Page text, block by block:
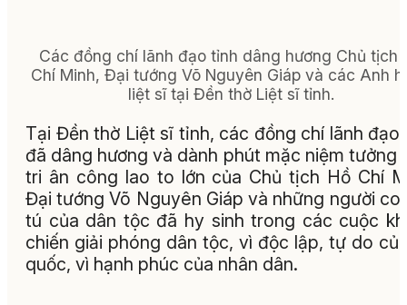
Các đồng chí lãnh đạo tỉnh dâng hương Chủ tịch
Chí Minh, Đại tướng Võ Nguyên Giáp và các Anh
liệt sĩ tại Đền thờ Liệt sĩ tỉnh.
Tại Đền thờ Liệt sĩ tỉnh, các đồng chí lãnh đạo
đã dâng hương và dành phút mặc niệm tưởng
tri ân công lao to lớn của Chủ tịch Hồ Chí
Đại tướng Võ Nguyên Giáp và những người
tú của dân tộc đã hy sinh trong các cuộc
chiến giải phóng dân tộc, vì độc lập, tự do
quốc, vì hạnh phúc của nhân dân.